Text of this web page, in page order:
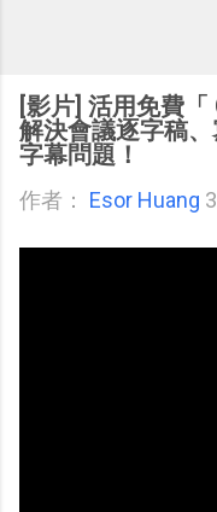
[影片] 活用免費「
解決會議逐字稿
字幕問題！
作者： Esor Huang